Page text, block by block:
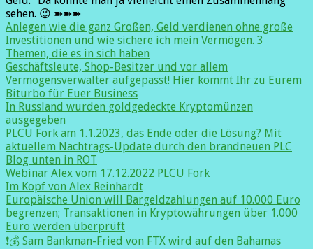
sehen. 😉 ➽➽➽
Anlegen wie die ganz Großen, Geld verdienen ohne große
Investitionen und wie sichere ich mein Vermögen. 3
Themen, die es in sich haben
Geschäftsleute, Shop-Besitzer und vor allem
Vermögensverwalter aufgepasst! Hier kommt Ihr zu Eurem
Biturbo für Euer Business
In Russland wurden goldgedeckte Kryptomünzen
ausgegeben
PLCU Fork am 1.1.2023, das Ende oder die Lösung? Mit
aktuellem Nachtrags-Update durch den brandneuen PLC
Blog unten in ROT
Webinar Alex vom 17.12.2022 PLCU Fork
Im Kopf von Alex Reinhardt
Europäische Union will Bargeldzahlungen auf 10.000 Euro
begrenzen; Transaktionen in Kryptowährungen über 1.000
Euro werden überprüft
❗️💰 Sam Bankman-Fried von FTX wird auf den Bahamas